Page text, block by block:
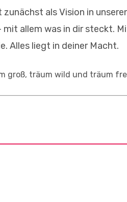
als Vision in
allem was in dir steckt.
Alles liegt in deiner Macht.
groß, träum wild und träum